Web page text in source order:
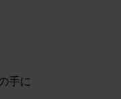
手に